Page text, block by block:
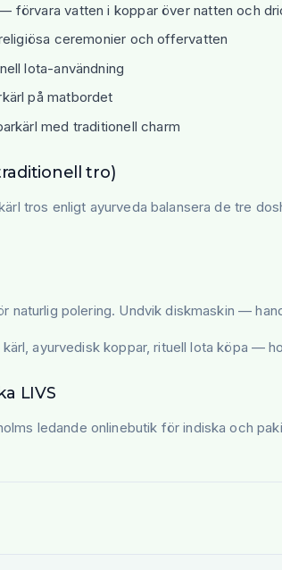
förvara vatten i koppar över natten och
ceremonier och offervatten
lota-användning
på matbordet
med traditionell charm
tro)
tros enligt ayurveda balansera de tre
naturlig polering. Undvik diskmaskin —
ayurvedisk koppar, rituell lota köpa —
LIVS
ledande onlinebutik för indiska och